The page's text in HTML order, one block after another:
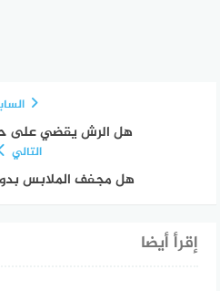
هل الرش يقضي على
التالي
هل مجفف الملابس
إقرأ أيضا